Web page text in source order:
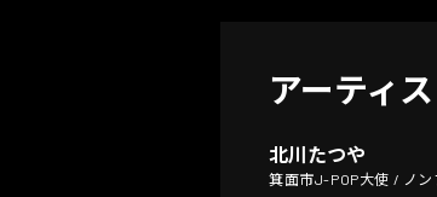
アーティ
北川たつや
箕面市J-POP大使 / ノ